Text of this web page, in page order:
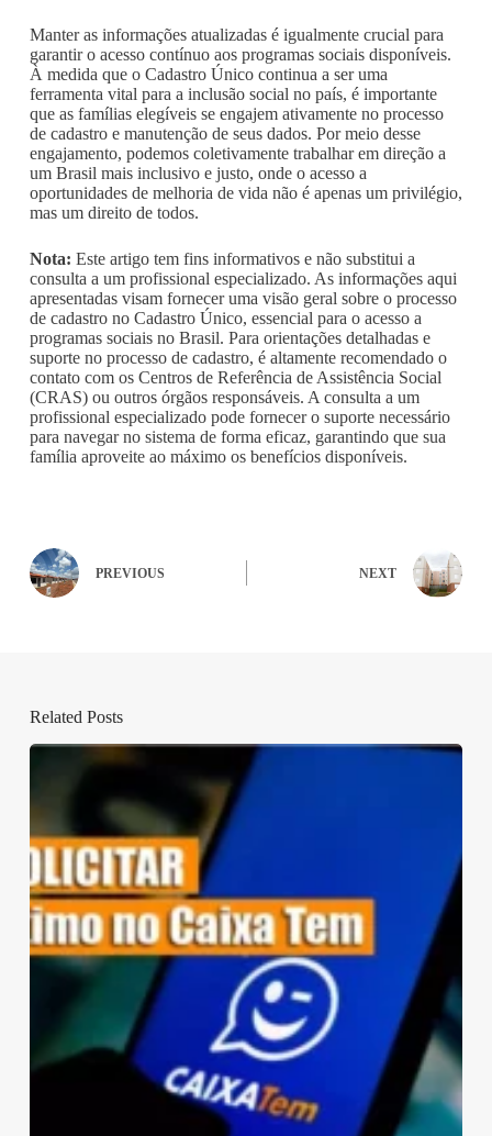
Manter as informações atualizadas é igualmente crucial para
garantir o acesso contínuo aos programas sociais disponíveis.
À medida que o Cadastro Único continua a ser uma
ferramenta vital para a inclusão social no país, é importante
que as famílias elegíveis se engajem ativamente no processo
de cadastro e manutenção de seus dados. Por meio desse
engajamento, podemos coletivamente trabalhar em direção a
um Brasil mais inclusivo e justo, onde o acesso a
oportunidades de melhoria de vida não é apenas um privilégio,
mas um direito de todos.
Nota: Este artigo tem fins informativos e não substitui a
consulta a um profissional especializado. As informações aqui
apresentadas visam fornecer uma visão geral sobre o processo
de cadastro no Cadastro Único, essencial para o acesso a
programas sociais no Brasil. Para orientações detalhadas e
suporte no processo de cadastro, é altamente recomendado o
contato com os Centros de Referência de Assistência Social
(CRAS) ou outros órgãos responsáveis. A consulta a um
profissional especializado pode fornecer o suporte necessário
para navegar no sistema de forma eficaz, garantindo que sua
família aproveite ao máximo os benefícios disponíveis.
PREVIOUS NEXT
Related Posts